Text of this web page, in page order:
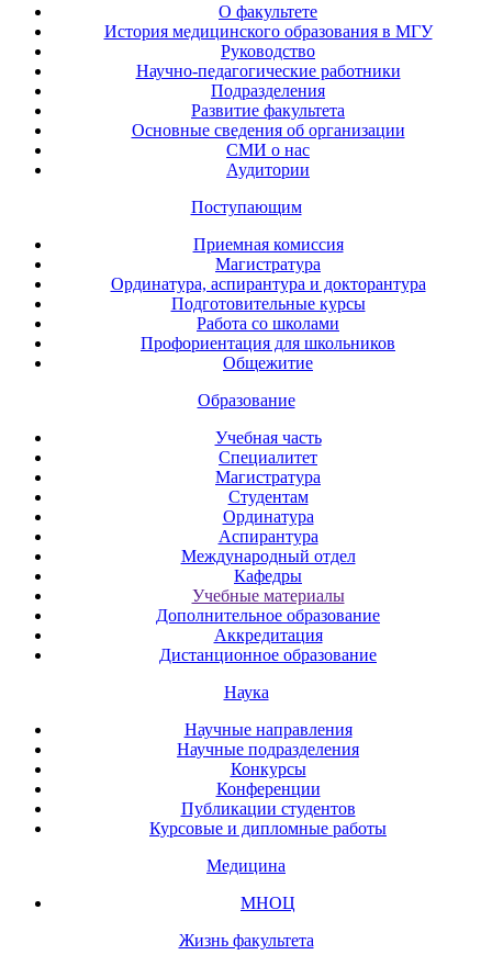
О факультете
История медицинского образования в МГУ
Руководство
Научно-педагогические работники
Подразделения
Развитие факультета
Основные сведения об организации
СМИ о нас
Аудитории
Поступающим
Приемная комиссия
Магистратура
Ординатура, аспирантура и докторантура
Подготовительные курсы
Работа со школами
Профориентация для школьников
Общежитие
Образование
Учебная часть
Специалитет
Магистратура
Студентам
Ординатура
Аспирантура
Международный отдел
Кафедры
Учебные материалы
Дополнительное образование
Аккредитация
Дистанционное образование
Наука
Научные направления
Научные подразделения
Конкурсы
Конференции
Публикации студентов
Курсовые и дипломные работы
Медицина
МНОЦ
Жизнь факультета